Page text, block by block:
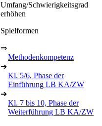
Umfang/Schwierigkeitsgrad
erhöhen
Spielformen
⇒
Methodenkompetenz
➔
Kl. 5/6, Phase der
Einführung LB KA/ZW
➔
Kl. 7 bis 10, Phase der
Weiterführung LB KA/ZW